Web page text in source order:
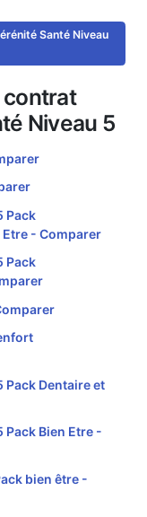
Santé Niveau
contrat
Niveau 5
Pack
- Comparer
Pack
Pack Dentaire et
Pack Bien Etre -
bien être -